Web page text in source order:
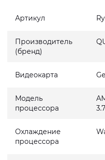
Артикул
Производитель
(бренд)
Видеокарта
Модель
процессора
Охлаждение
процессора